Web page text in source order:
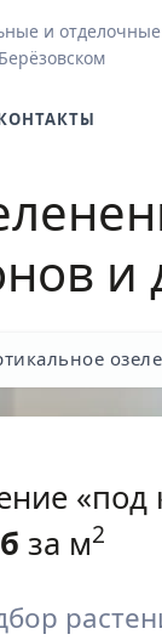
и отделочные
и
«под
за м2